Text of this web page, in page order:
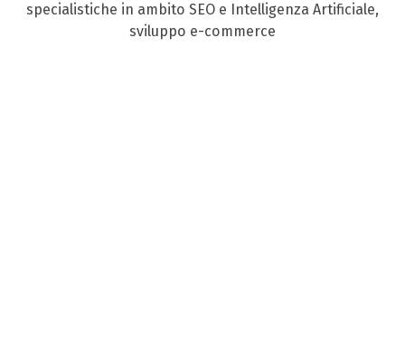
specialistiche in ambito SEO e Intelligenza Artificiale,
sviluppo e-commerce